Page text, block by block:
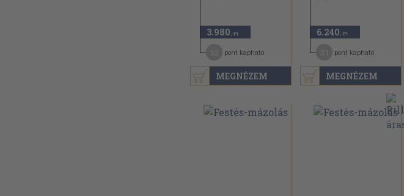
MEGNÉZEM
3.980 ,-Ft
pont kapható
MEGNÉZEM
6.240 ,-Ft
pont kapható